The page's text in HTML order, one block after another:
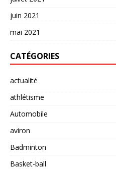
juin 2021
mai 2021
CATÉGORIES
actualité
athlétisme
Automobile
aviron
Badminton
Basket-ball